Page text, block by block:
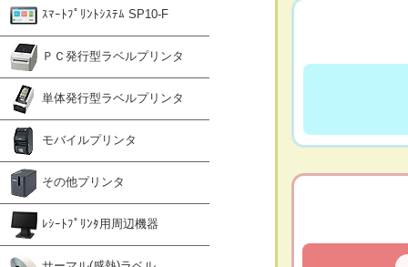
ｽﾏｰﾄﾌﾟﾘﾝﾄｼｽﾃﾑ SP10-F
ＰＣ発行型ラベルプリンタ
単体発行型ラベルプリンタ
モバイルプリンタ
その他プリンタ
ﾚｼｰﾄﾌﾟﾘﾝﾀ用周辺機器